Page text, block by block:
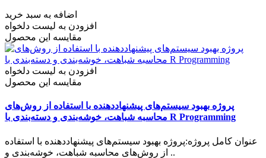
اضافه به سبد خرید
افزودن به لیست دلخواه
مقایسه این محصول
افزودن به لیست دلخواه
مقایسه این محصول
پروژه بهبود سیستم‌های پیشنهاددهنده با استفاده از روش‌های
محاسبه شباهت، خوشه‌بندی و دسته‌بندی با R Programming
عنوان کامل پروژه:پروژه بهبود سیستم‌های پیشنهاددهنده با استفاده
از روش‌های محاسبه شباهت، خوشه‌بندی و ..